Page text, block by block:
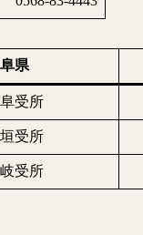
県
受所
受所
受所